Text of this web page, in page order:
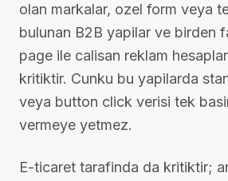
olan markalar, ozel form veya
bulunan B2B yapilar ve birden
page ile calisan reklam
kritiktir. Cunku bu yapilarda
veya button click verisi tek
vermeye yetmez.
E-ticaret tarafinda da kritiktir;